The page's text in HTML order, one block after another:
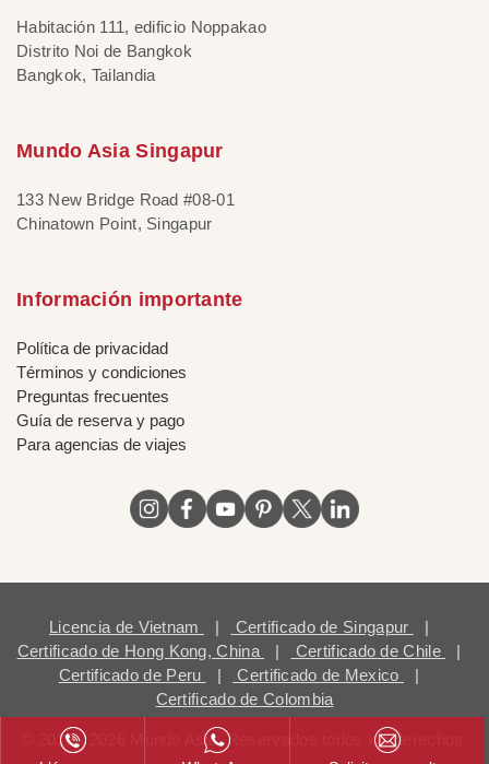
Habitación 111, edificio Noppakao
Distrito Noi de Bangkok
Bangkok, Tailandia
Mundo Asia Singapur
133 New Bridge Road #08-01
Chinatown Point, Singapur
Información importante
Política de privacidad
Términos y condiciones
Preguntas frecuentes
Guía de reserva y pago
Para agencias de viajes
Licencia de Vietnam | Certificado de Singapur
|
Certificado de Hong Kong, China
| Certificado de Chile
|
Certificado de Peru
| Certificado de Mexico
|
Certificado de Colombia
© 2018 - 2026 Mundo Asia. Reservados todos los derechos.